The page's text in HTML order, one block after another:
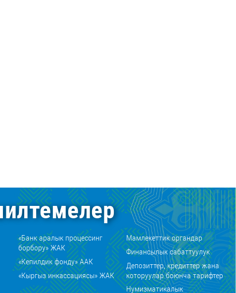
«Банк аралык процессинг
борбору» ЖАК
«Кепилдик фонду» ААК
«Кыргыз инкассациясы» ЖАК
Мамлекеттик органдар
Финансылык сабаттуулук
Депозиттер, кредиттер жана
которуулар боюнча тарифтер
Нумизматикалык